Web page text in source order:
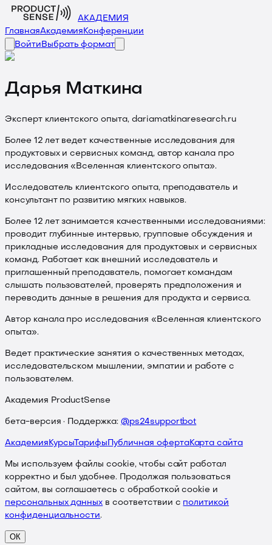
АКАДЕМИЯ
ГлавнаяАкадемия Конференции
Войти Выбрать формат
Дарья Маткина
Эксперт клиентского опыта, dariamatkinaresearch.ru
Более 12 лет ведет качественные исследования для
продуктовых и сервисных команд, автор канала про
исследования «Вселенная клиентского опыта».
Исследователь клиентского опыта, преподаватель и
консультант по развитию мягких навыков.
Более 12 лет занимается качественными исследованиями:
проводит глубинные интервью, групповые обсуждения и
прикладные исследования для продуктовых и сервисных
команд. Работает как внешний исследователь и
приглашенный преподаватель, помогает командам
слышать пользователей, проверять предположения и
переводить данные в решения для продукта и сервиса.
Автор канала про исследования «Вселенная клиентского
опыта».
Ведет практические занятия о качественных методах,
исследовательском мышлении, эмпатии и работе с
пользователем.
Академия ProductSense
бета-версия · Поддержка: @ps24supportbot
Академия КурсыТарифы Публичная офертаКарта сайта
Мы используем файлы cookie, чтобы сайт работал
корректно и был удобнее. Продолжая пользоваться
сайтом, вы соглашаетесь с обработкой cookie и
персональных данных в соответствии с политикой
конфиденциальности.
ОК